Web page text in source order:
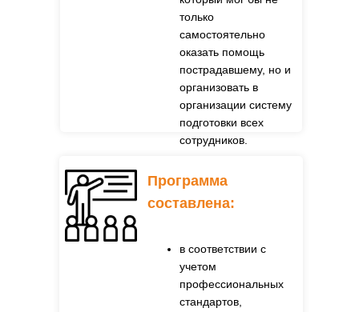
Программа
составлена:
в соответствии с
учетом
профессиональных
стандартов,
только
самостоятельно
оказать помощь
пострадавшему, но и
организовать в
организации систему
подготовки всех
сотрудников.